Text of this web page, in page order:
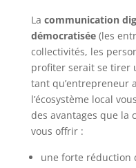
La communication
démocratisée(les
collectivités, les
profiter serait se tirer
tant qu’entrepreneur
l’écosystème local
des avantages que la
vous offrir :
une forte réduction